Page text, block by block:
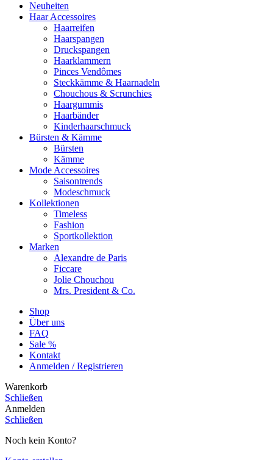
Neuheiten
Haar Accessoires
Haarreifen
Haarspangen
Druckspangen
Haarklammern
Pinces Vendômes
Steckkämme & Haarnadeln
Chouchous & Scrunchies
Haargummis
Haarbänder
Kinderhaarschmuck
Bürsten & Kämme
Bürsten
Kämme
Mode Accessoires
Saisontrends
Modeschmuck
Kollektionen
Timeless
Fashion
Sportkollektion
Marken
Alexandre de Paris
Ficcare
Jolie Chouchou
Mrs. President & Co.
Shop
Über uns
FAQ
Sale %
Kontakt
Anmelden / Registrieren
Warenkorb
Schließen
Anmelden
Schließen
Noch kein Konto?